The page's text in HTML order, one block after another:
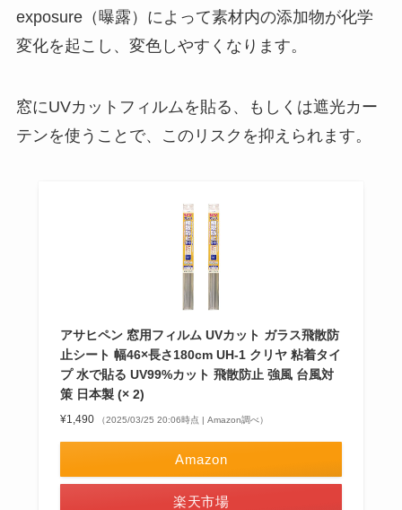
exposure（曝露）によって素材内の添加物が化学
変化を起こし、変色しやすくなります。
窓にUVカットフィルムを貼る、もしくは遮光カー
テンを使うことで、このリスクを抑えられます。
アサヒペン 窓用フィルム UVカット ガラス飛散防
止シート 幅46×長さ180cm UH-1 クリヤ 粘着タイ
プ 水で貼る UV99%カット 飛散防止 強風 台風対
策 日本製 (× 2)
¥1,490 （2025/03/25 20:06時点 | Amazon調べ）
Amazon
楽天市場